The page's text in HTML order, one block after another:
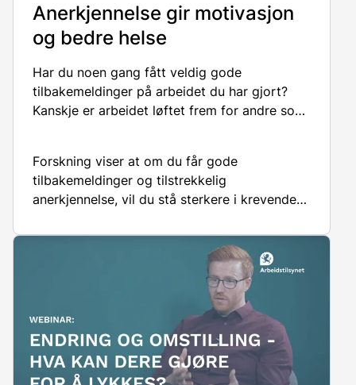
Anerkjennelse gir motivasjon
og bedre helse
Har du noen gang fått veldig gode
tilbakemeldinger på arbeidet du har gjort?
Kanskje er arbeidet løftet frem for andre som
Forskning viser at om du får gode
tilbakemeldinger og tilstrekkelig
anerkjennelse, vil du stå sterkere i krevende
syk. Det skal vi snakke mer omidette